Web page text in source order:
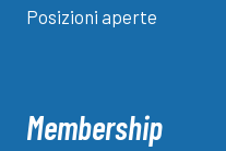
dilettanti”
Posizioni aperte
Membership